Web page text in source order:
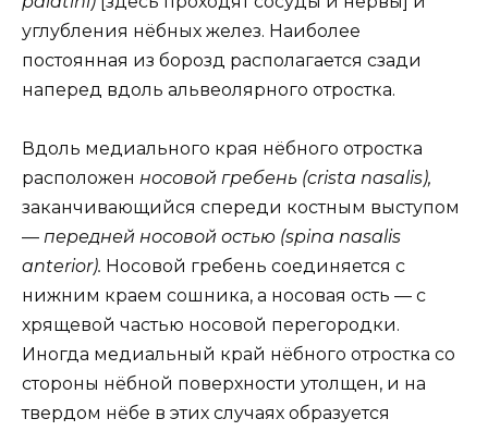
углубления нёбных желез. Наиболее
постоянная из борозд располагается сзади
наперед вдоль альвеолярного отростка.
Вдоль медиального края нёбного отростка
расположен носовой гребень (crista nasalis),
заканчивающийся спереди костным выступом
— передней носовой остью (spina nasalis
anterior). Носовой гребень соединяется с
нижним краем сошника, а носовая ость — с
хрящевой частью носовой перегородки.
Иногда медиальный край нёбного отростка со
стороны нёбной поверхности утолщен, и на
твердом нёбе в этих случаях образуется